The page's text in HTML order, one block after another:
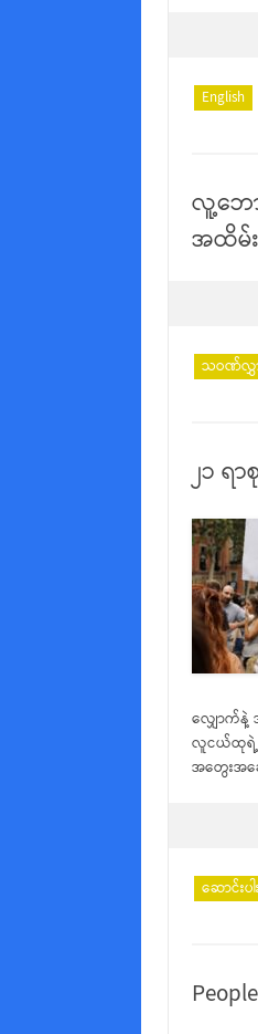
English
လူ့ဘေ
အထိမ်
သဝဏ်လွှ
၂၁ ရ
လျှောက်နဲ့
လူငယ်ထုရဲ့
အတွေးအခ
ဆောင်းပါး